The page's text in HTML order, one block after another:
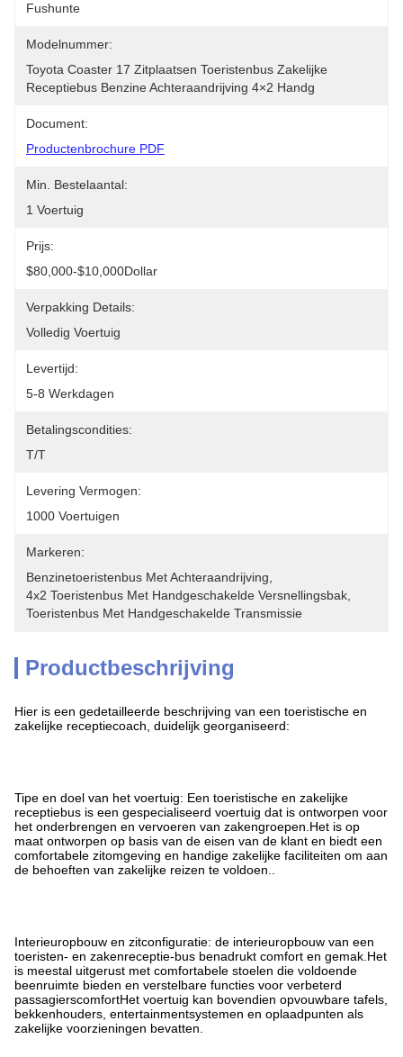
Fushunte
Modelnummer:
Toyota Coaster 17 Zitplaatsen Toeristenbus Zakelijke
Receptiebus Benzine Achteraandrijving 4×2 Handg
Document:
Productenbrochure PDF
Min. Bestelaantal:
1 Voertuig
Prijs:
$80,000-$10,000Dollar
Verpakking Details:
Volledig Voertuig
Levertijd:
5-8 Werkdagen
Betalingscondities:
T/T
Levering Vermogen:
1000 Voertuigen
Markeren:
Benzinetoeristenbus Met Achteraandrijving
4x2 Toeristenbus Met Handgeschakelde Versnellingsbak
Toeristenbus Met Handgeschakelde Transmissie
Productbeschrijving
Hier is een gedetailleerde beschrijving van een toeristische en
zakelijke receptiecoach, duidelijk georganiseerd:
Tipe en doel van het voertuig: Een toeristische en zakelijke
receptiebus is een gespecialiseerd voertuig dat is ontworpen voor
het onderbrengen en vervoeren van zakengroepen.Het is op
maat ontworpen op basis van de eisen van de klant en biedt een
comfortabele zitomgeving en handige zakelijke faciliteiten om aan
de behoeften van zakelijke reizen te voldoen..
Interieuropbouw en zitconfiguratie: de interieuropbouw van een
toeristen- en zakenreceptie-bus benadrukt comfort en gemak.Het
is meestal uitgerust met comfortabele stoelen die voldoende
beenruimte bieden en verstelbare functies voor verbeterd
passagierscomfortHet voertuig kan bovendien opvouwbare tafels,
bekkenhouders, entertainmentsystemen en oplaadpunten als
zakelijke voorzieningen bevatten.